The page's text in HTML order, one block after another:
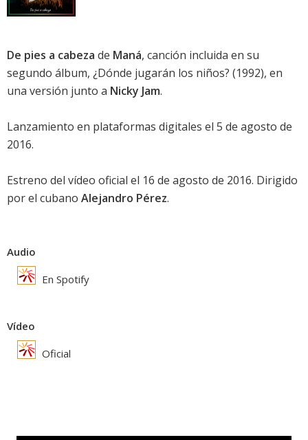
De pies a cabeza de Maná, canción incluida en su
segundo álbum, ¿Dónde jugarán los niños? (1992), en
una versión junto a Nicky Jam.
Lanzamiento en plataformas digitales el 5 de agosto de
2016.
Estreno del vídeo oficial el 16 de agosto de 2016. Dirigido
por el cubano Alejandro Pérez.
Audio
En Spotify
Vídeo
Oficial